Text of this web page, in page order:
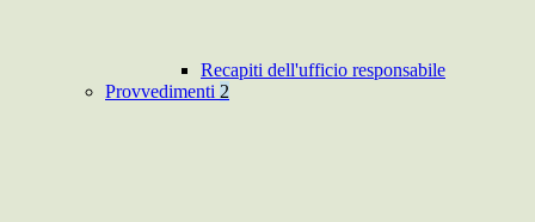
Recapiti dell'ufficio responsabile
Provvedimenti 2